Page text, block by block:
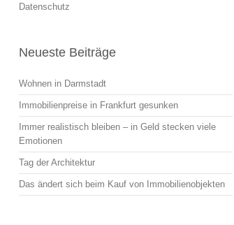
Datenschutz
Neueste Beiträge
Wohnen in Darmstadt
Immobilienpreise in Frankfurt gesunken
Immer realistisch bleiben – in Geld stecken viele
Emotionen
Tag der Architektur
Das ändert sich beim Kauf von Immobilienobjekten